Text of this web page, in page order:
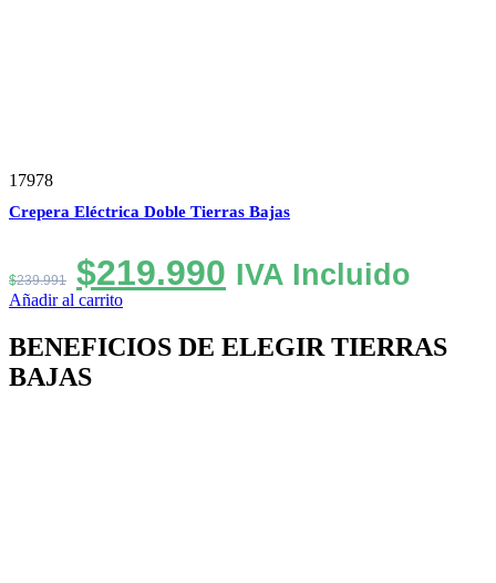
17978
Crepera Eléctrica Doble Tierras Bajas
$239.991 El
precio
original
era:
$239.991.
$219.990 El
precio
actual
es:
IVA Incluido
Añadir al carrito
BENEFICIOS DE ELEGIR TIERRAS
BAJAS